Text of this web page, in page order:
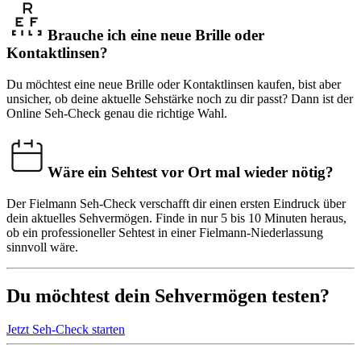
Brauche ich eine neue Brille oder
Kontaktlinsen?
Du möchtest eine neue Brille oder Kontaktlinsen kaufen, bist aber
unsicher, ob deine aktuelle Sehstärke noch zu dir passt? Dann ist der
Online Seh-Check genau die richtige Wahl.
Wäre ein Sehtest vor Ort mal wieder nötig?
Der Fielmann Seh-Check verschafft dir einen ersten Eindruck über
dein aktuelles Sehvermögen. Finde in nur 5 bis 10 Minuten heraus,
ob ein professioneller Sehtest in einer Fielmann-Niederlassung
sinnvoll wäre.
Du möchtest dein Sehvermögen testen?
Jetzt Seh-Check starten